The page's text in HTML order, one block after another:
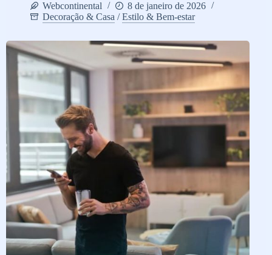
Webcontinental
8 de janeiro de 2026
Decoração & Casa /Estilo & Bem-estar